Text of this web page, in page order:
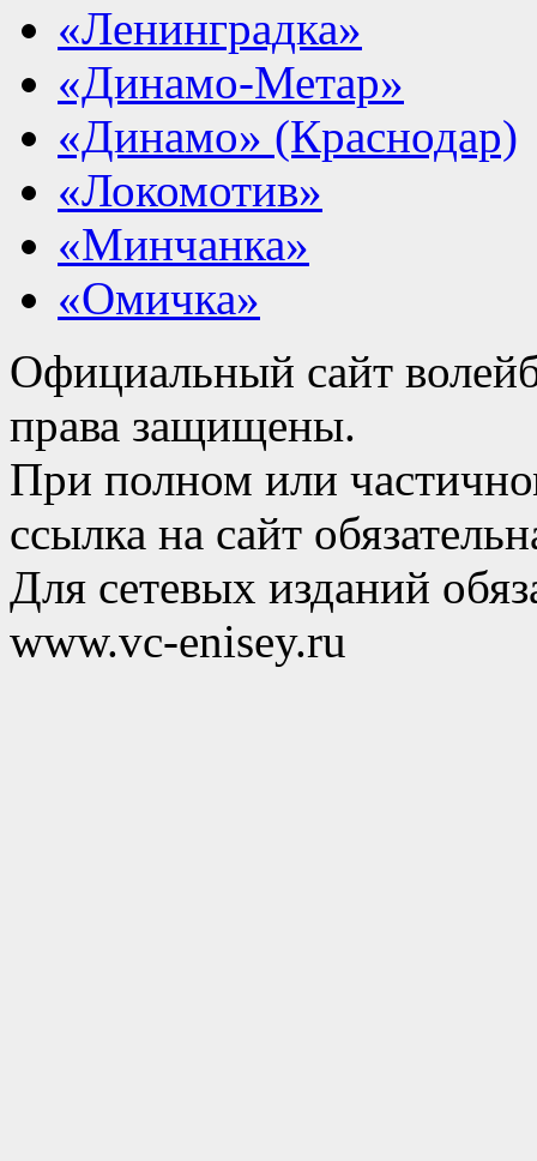
«Ленинградка»
«Динамо-Метар»
«Динамо» (Краснодар)
«Локомотив»
«Минчанка»
«Омичка»
Официальный сайт
права защищены.
При полном или
ссылка на сайт
Для сетевых изданий
www.vc-enisey.ru